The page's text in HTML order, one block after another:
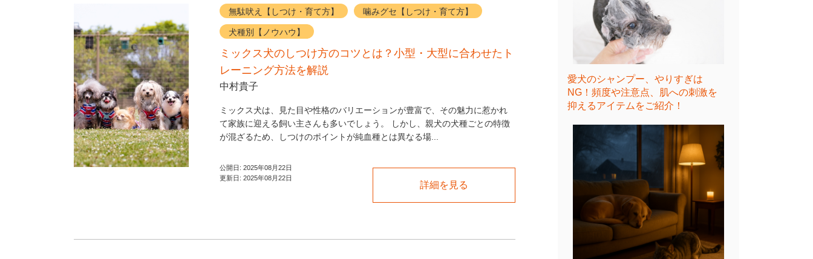
無駄吠え【しつけ・育て方】 噛みグセ【しつけ・育て方】
犬種別【ノウハウ】
ミックス犬のしつけ方のコツとは？小型・大型に合わせたト
レーニング方法を解説
中村貴子
ミックス犬は、見た目や性格のバリエーションが豊富で、その魅力に惹かれ
て家族に迎える飼い主さんも多いでしょう。 しかし、親犬の犬種ごとの特徴
が混ざるため、しつけのポイントが純血種とは異なる場...
公開日: 2025年08月22日
更新日: 2025年08月22日
詳細を見る
愛犬のシャンプー、やりすぎは
NG！頻度や注意点、肌への刺激を
抑えるアイテムをご紹介！